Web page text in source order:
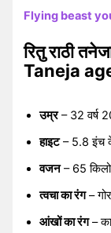
Flying beast
रितु राठी
Taneja
उम्र– 32 वर्ष
हाइट– 5.8 इंच
वजन– 65
त्वचा का रंग–
आंखों का रंग–